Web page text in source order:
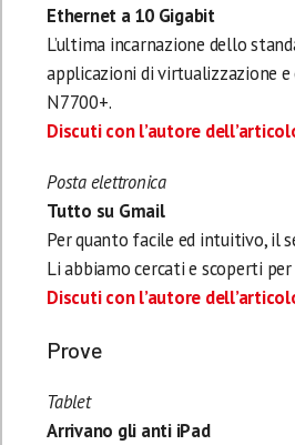
Ethernet a 10 Gigabit
L’ultima incarnazione dello
applicazioni di virtualizzazione
N7700+.
Discuti con l’autore
Posta elettronica
Tutto su Gmail
Per quanto facile ed intuitivo, il
Li abbiamo cercati e scoperti per
Discuti con l’autore
Prove
Tablet
Arrivano gli anti iPad